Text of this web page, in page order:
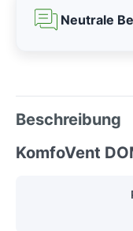
Neutrale
Beschreibung
KomfoVent